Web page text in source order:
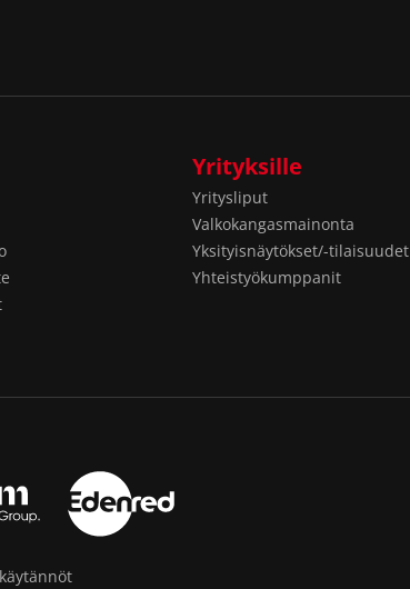
Yrityksille
Yritysliput
Valkokangasmainonta
Yksityisnäytökset/-tilaisuudet
Yhteistyökumppanit